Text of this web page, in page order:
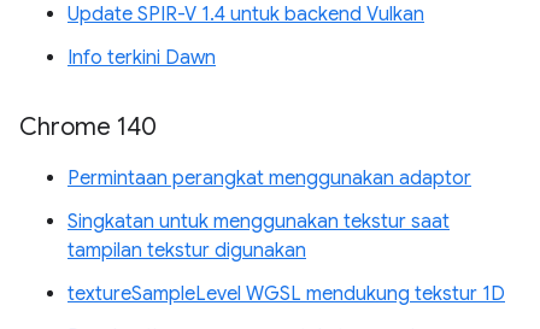
Update SPIR-V 1.4 untuk backend Vulkan
Info terkini Dawn
Chrome 140
Permintaan perangkat menggunakan adaptor
Singkatan untuk menggunakan tekstur saat
tampilan tekstur digunakan
textureSampleLevel WGSL mendukung tekstur 1D